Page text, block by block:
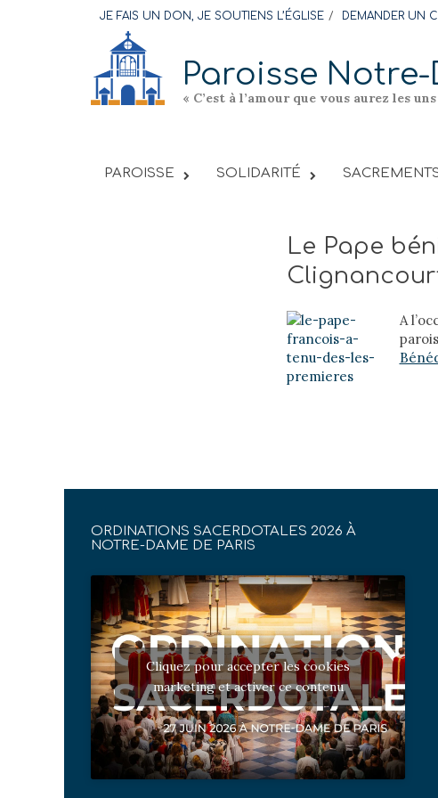
content
JE FAIS UN DON, JE SOUTIENS L’ÉGLISE DEMANDER UN
Paroisse
« C’est à l’amour que vous aurez les
PAROISSE SOLIDARITÉ
Le Pape
A
ORDINATIONS SACERDOTALES 2026 À
NOTRE-DAME DE PARIS
Cliquez pour accepter les cookies
marketing et activer ce contenu